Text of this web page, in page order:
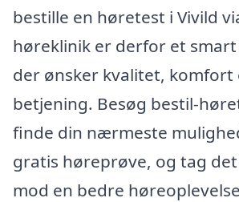
bestille en høretest i Vivild
høreklinik er derfor et
der ønsker kvalitet, komfort
betjening. Besøg bestil-
finde din nærmeste
gratis høreprøve, og tag
mod en bedre